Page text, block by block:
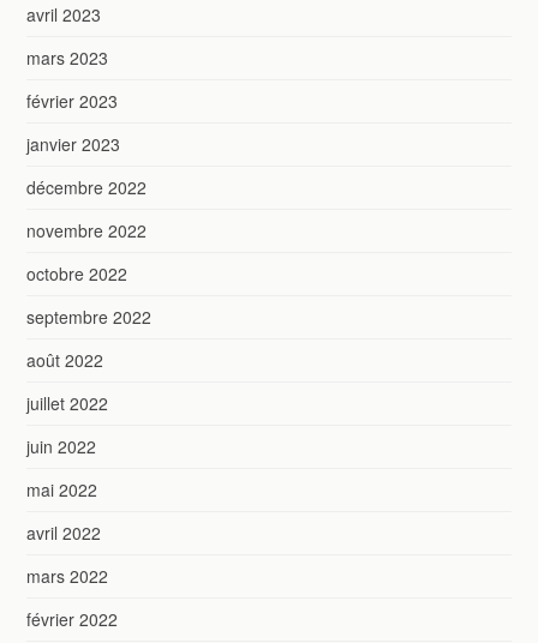
avril 2023
mars 2023
février 2023
janvier 2023
décembre 2022
novembre 2022
octobre 2022
septembre 2022
août 2022
juillet 2022
juin 2022
mai 2022
avril 2022
mars 2022
février 2022